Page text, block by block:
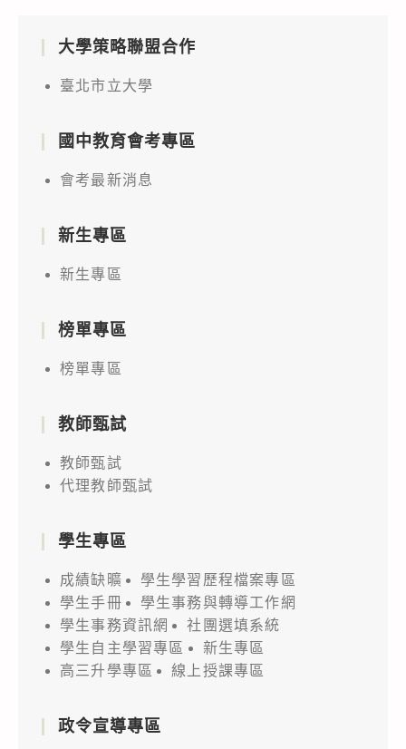
大學策略聯盟合作
臺北市立大學
國中教育會考專區
會考最新消息
新生專區
新生專區
榜單專區
榜單專區
教師甄試
教師甄試
代理教師甄試
學生專區
成績缺曠
學生學習歷程檔案專區
學生手冊
學生事務與轉導工作網
學生事務資訊網
社團選填系統
學生自主學習專區
新生專區
高三升學專區
線上授課專區
政令宣導專區